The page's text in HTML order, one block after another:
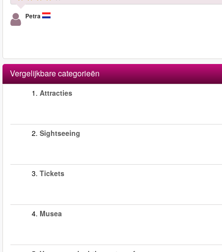
Petra
Vergelijkbare categorieën
1. Attracties
2. Sightseeing
3. Tickets
4. Musea